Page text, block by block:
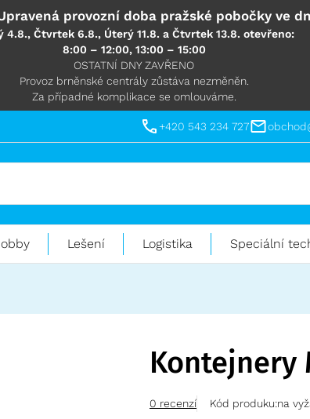
provozní doba pražské pobočky ve
4.8., Čtvrtek 6.8., Úterý 11.8. a Čtvrtek 13.8. otevřeno:
8:00 – 12:00, 13:00 – 15:00
OSTATNÍ DNY ZAVŘENO
Provoz brněnské centrály zůstáva nezměněn.
Za případné komplikace se omlouváme.
+420 543 234 727
Lešení Logistika Speciální
Kontejnery
0 recenzí Kód produku:na